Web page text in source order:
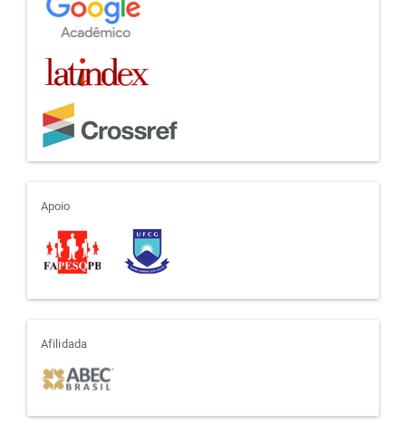
apoio
Apoio
afiliada
Afilidada